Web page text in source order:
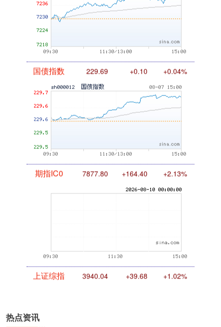
国债指数 229.69 +0.04%
+164.40 +2.13%
热点资讯